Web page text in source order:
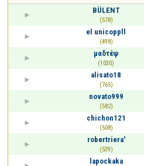
BÜLENT
(578)
el unicoppll
(498)
μαδτέψ
(1030)
alisato18
(765)
novato999
(582)
chichon121
(508)
robertriera'
(539)
lapockaka